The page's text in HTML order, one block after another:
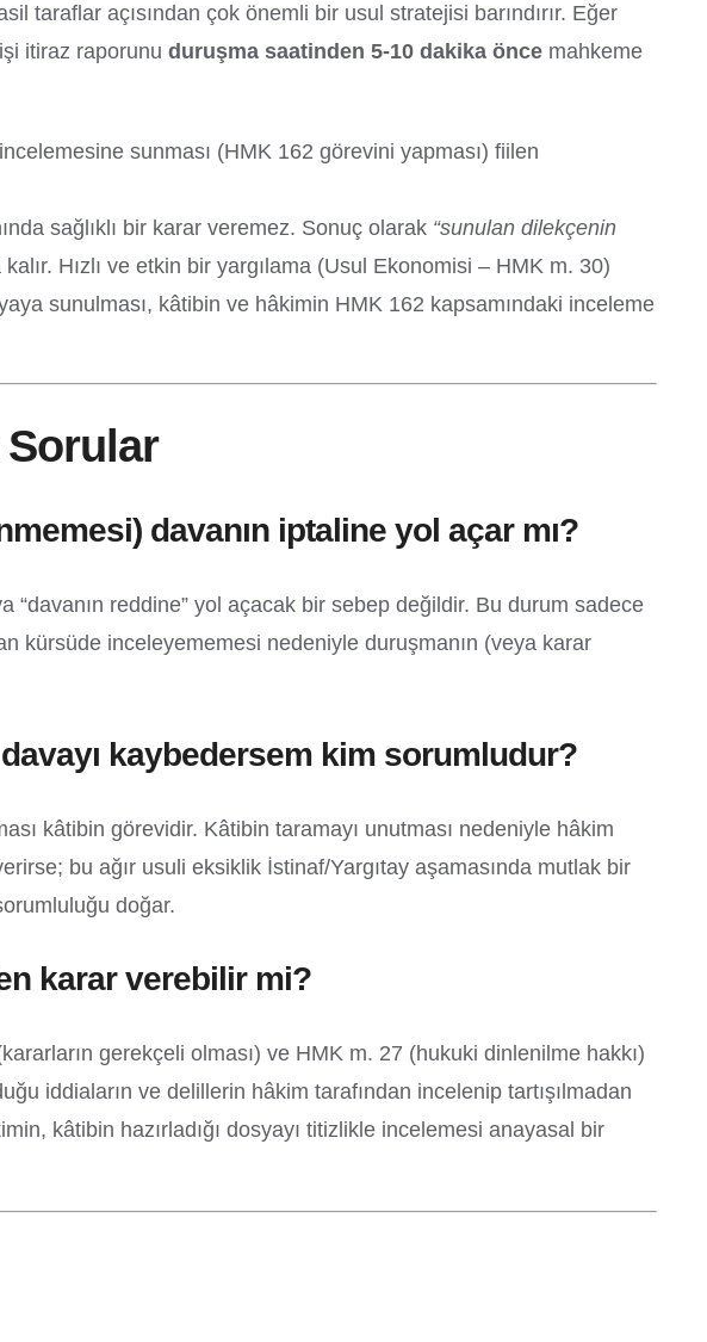
açısından çok önemli bir usul stratejisi barındırır. Eğer
itiraz raporunu duruşma saatinden 5-10 dakika önce mahkeme
sunması (HMK 162 görevini yapması) fiilen
sağlıklı bir karar veremez. Sonuç olarak “sunulan dilekçenin
Hızlı ve etkin bir yargılama (Usul Ekonomisi – HMK m. 30)
sunulması, kâtibin ve hâkimin HMK 162 kapsamındaki inceleme
Sorular
davanın iptaline yol açar mı?
“davanın reddine” yol açacak bir sebep değildir. Bu durum sadece
kürsüde inceleyememesi nedeniyle duruşmanın (veya karar
kaybedersem kim sorumludur?
kâtibin görevidir. Kâtibin taramayı unutması nedeniyle hâkim
bu ağır usuli eksiklik İstinaf/Yargıtay aşamasında mutlak bir
doğar.
karar verebilir mi?
gerekçeli olması) ve HMK m. 27 (hukuki dinlenilme hakkı)
iddiaların ve delillerin hâkim tarafından incelenip tartışılmadan
kâtibin hazırladığı dosyayı titizlikle incelemesi anayasal bir